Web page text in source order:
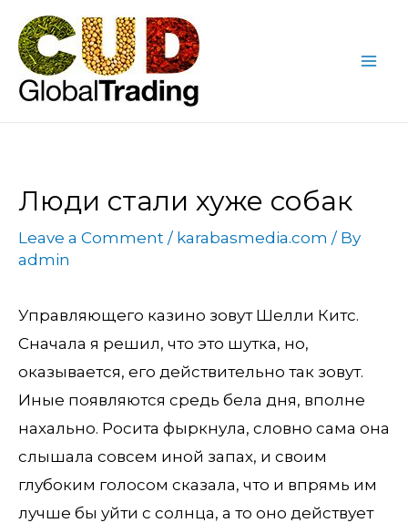
content
Люди стали хуже собак
Leave a Comment / karabasmedia.com / By
admin
Управляющего казино зовут Шелли Китс.
Сначала я решил, что это шутка, но,
оказывается, его действительно так зовут.
Иные появляются средь бела дня, вполне
нахально. Росита фыркнула, словно сама она
слышала совсем иной запах, и своим
глубоким голосом сказала, что и впрямь им
лучше бы уйти с солнца, а то оно действует
navigation